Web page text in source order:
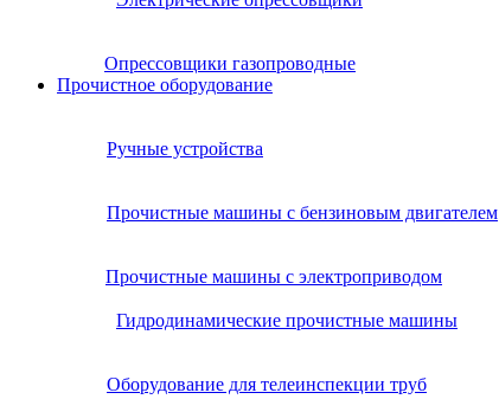
Опрессовщики газопроводные
Прочистное оборудование
Ручные устройства
Прочистные машины с бензиновым двигателем
Прочистные машины с электроприводом
Гидродинамические прочистные машины
Оборудование для телеинспекции труб